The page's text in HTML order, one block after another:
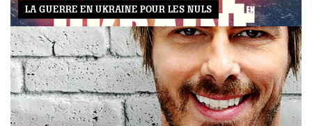
LA GUERRE EN UKRAINE POUR LES NULS